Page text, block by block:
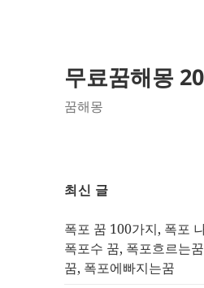
무료꿈해몽
꿈해몽
최신 글
폭포 꿈 100가지, 폭포
폭포수 꿈, 폭포흐르는
꿈, 폭포에빠지는꿈